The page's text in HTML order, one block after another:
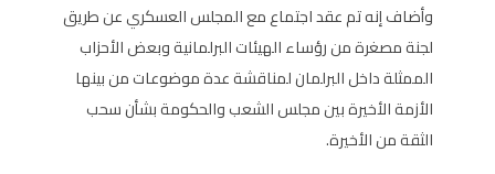
وأضاف إنه تم عقد اجتماع مع المجلس العسكري عن طريق
لجنة مصغرة من رؤساء الهيئات البرلمانية وبعض الأحزاب
الممثلة داخل البرلمان لمناقشة عدة موضوعات من بينها
الأزمة الأخيرة بين مجلس الشعب والحكومة بشأن سحب
الثقة من الأخيرة.